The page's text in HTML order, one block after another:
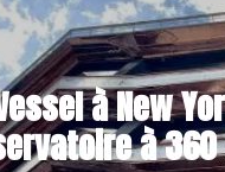
à New
à